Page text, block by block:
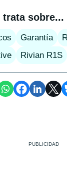
sobre...
Garantía
Rivian R1S